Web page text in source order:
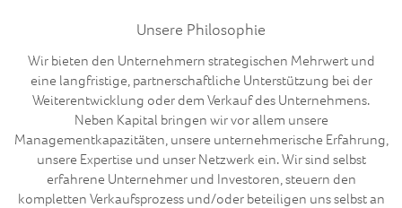
Unsere Philosophie
Wir bieten den Unternehmern strategischen Mehrwert und
eine langfristige, partnerschaftliche Unterstützung bei der
Weiterentwicklung oder dem Verkauf des Unternehmens.
Neben Kapital bringen wir vor allem unsere
Managementkapazitäten, unsere unternehmerische Erfahrung,
unsere Expertise und unser Netzwerk ein. Wir sind selbst
erfahrene Unternehmer und Investoren, steuern den
kompletten Verkaufsprozess und/oder beteiligen uns selbst an